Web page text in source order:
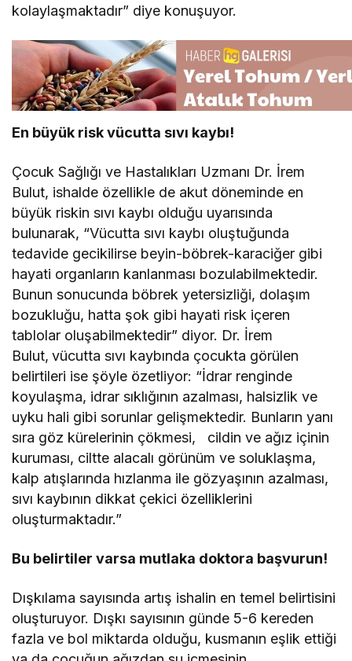
kolaylaşmaktadır” diye konuşuyor.
En büyük risk vücutta sıvı kaybı!
Çocuk Sağlığı ve Hastalıkları Uzmanı Dr. İrem
Bulut, ishalde özellikle de akut döneminde en
büyük riskin sıvı kaybı olduğu uyarısında
bulunarak, “Vücutta sıvı kaybı oluştuğunda
tedavide gecikilirse beyin-böbrek-karaciğer gibi
hayati organların kanlanması bozulabilmektedir.
Bunun sonucunda böbrek yetersizliği, dolaşım
bozukluğu, hatta şok gibi hayati risk içeren
tablolar oluşabilmektedir” diyor. Dr. İrem
Bulut, vücutta sıvı kaybında çocukta görülen
belirtileri ise şöyle özetliyor: “İdrar renginde
koyulaşma, idrar sıklığının azalması, halsizlik ve
uyku hali gibi sorunlar gelişmektedir. Bunların yanı
sıra göz kürelerinin çökmesi, cildin ve ağız içinin
kuruması, ciltte alacalı görünüm ve soluklaşma,
kalp atışlarında hızlanma ile gözyaşının azalması,
sıvı kaybının dikkat çekici özelliklerini
oluşturmaktadır.”
Bu belirtiler varsa mutlaka doktora başvurun!
Dışkılama sayısında artış ishalin en temel belirtisini
oluşturuyor. Dışkı sayısının günde 5-6 kereden
fazla ve bol miktarda olduğu, kusmanın eşlik ettiği